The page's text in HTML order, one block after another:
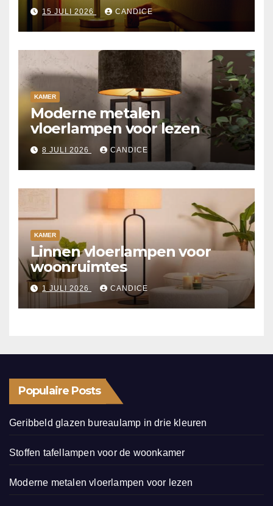
15 JULI 2026 CANDICE
KAMER
Moderne metalen
vloerlampen voor lezen
8 JULI 2026 CANDICE
KAMER
Linnen vloerlampen voor
woonruimtes
1 JULI 2026 CANDICE
Populaire Posts
Geribbeld glazen bureaulamp in drie kleuren
Stoffen tafellampen voor de woonkamer
Moderne metalen vloerlampen voor lezen